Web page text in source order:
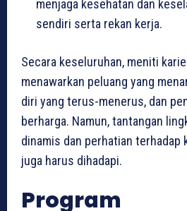
menjaga kesehatan dan
sendiri serta rekan kerja.
Secara keseluruhan, meniti
menawarkan peluang yang
diri yang terus-menerus, dan
berharga. Namun, tantangan
dinamis dan perhatian terhadap
juga harus dihadapi.
Program